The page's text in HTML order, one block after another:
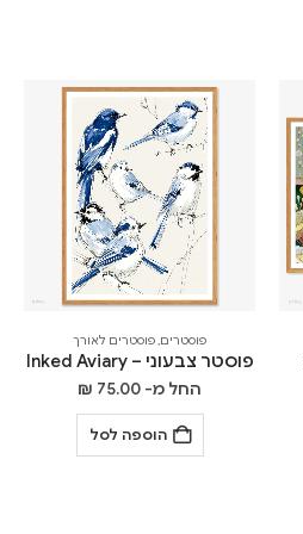
פוסטרים,פוסטרים לאורך
פוסטר צבעוני – Inked Aviary
החל מ- ₪ 75.00
הוספה לסל